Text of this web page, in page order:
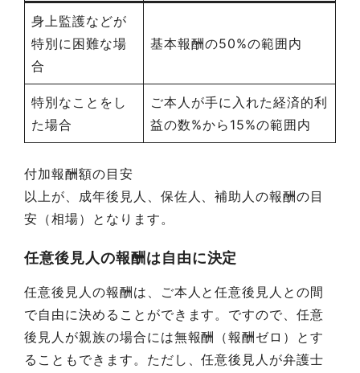
身上監護などが
特別に困難な場
合
基本報酬の50%の範囲内
特別なことをし
た場合
ご本人が手に入れた経済的利
益の数%から15%の範囲内
付加報酬額の目安
以上が、成年後見人、保佐人、補助人の報酬の目
安（相場）となります。
任意後見人の報酬は自由に決定
任意後見人の報酬は、ご本人と任意後見人との間
で自由に決めることができます。ですので、任意
後見人が親族の場合には無報酬（報酬ゼロ）とす
ることもできます。ただし、任意後見人が弁護士